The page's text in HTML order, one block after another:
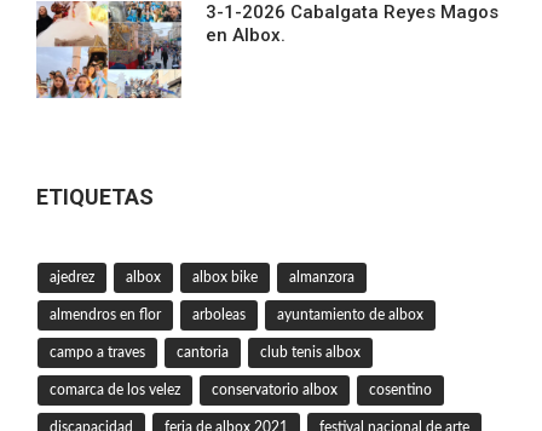
3-1-2026 Cabalgata Reyes Magos
en Albox.
ETIQUETAS
ajedrez albox albox bike almanzora
almendros en flor arboleas ayuntamiento de albox
campo a traves cantoria club tenis albox
comarca de los velez conservatorio albox cosentino
discapacidad feria de albox 2021 festival nacional de arte